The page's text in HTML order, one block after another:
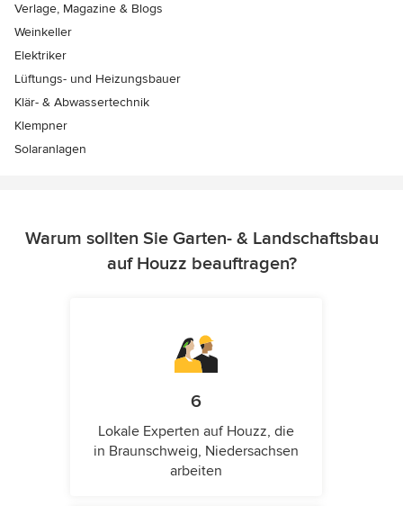
Verlage, Magazine & Blogs
Weinkeller
Elektriker
Lüftungs- und Heizungsbauer
Klär- & Abwassertechnik
Klempner
Solaranlagen
Warum sollten Sie Garten- & Landschaftsbau
auf Houzz beauftragen?
6
Lokale Experten auf Houzz, die
in Braunschweig, Niedersachsen
arbeiten